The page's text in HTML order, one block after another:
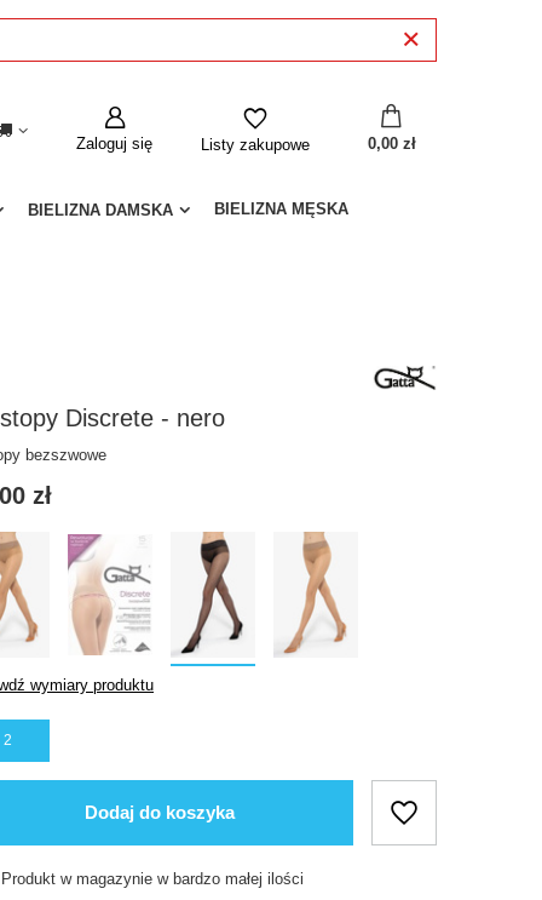
Zaloguj się Listy zakupowe 0,00 zł
BIELIZNA DAMSKA BIELIZNA MĘSKA
Discrete - nero
bezszwowe
zł
wymiary produktu
2
Dodaj do koszyka
Produkt w magazynie w bardzo małej ilości